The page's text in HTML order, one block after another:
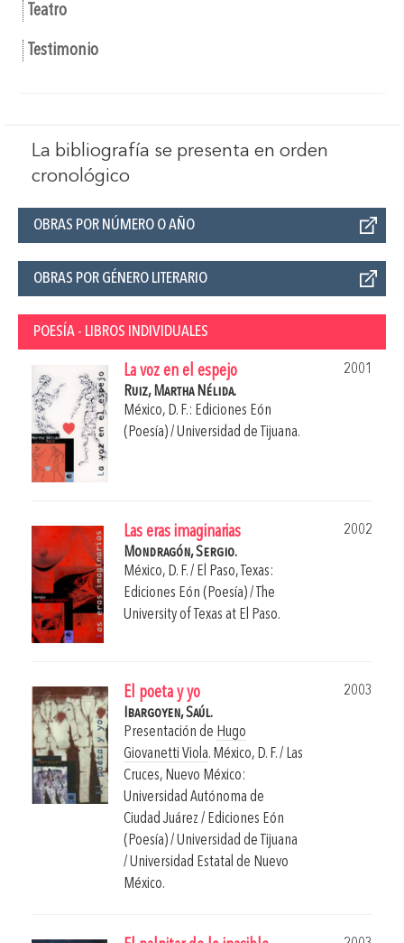
Teatro
Testimonio
La bibliografía se presenta en orden
cronológico
OBRAS POR NÚMERO O AÑO
OBRAS POR GÉNERO LITERARIO
POESÍA - LIBROS INDIVIDUALES
La voz en el espejo
2001
Ruiz, Martha Nélida.
México, D. F.: Ediciones Eón
(Poesía) / Universidad de Tijuana.
Las eras imaginarias
2002
Mondragón, Sergio.
México, D. F. / El Paso, Texas:
Ediciones Eón (Poesía) / The
University of Texas at El Paso.
El poeta y yo
2003
Ibargoyen, Saúl.
Presentación de Hugo
Giovanetti Viola. México, D. F. / Las
Cruces, Nuevo México:
Universidad Autónoma de
Ciudad Juárez / Ediciones Eón
(Poesía) / Universidad de Tijuana
/ Universidad Estatal de Nuevo
México.